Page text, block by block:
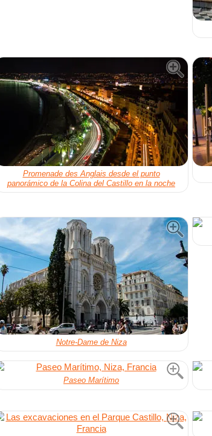
Promenade des Anglais desde el punto
panorámico de la Colina del Castillo en la noche
Notre-Dame de Niza
Paseo Marítimo